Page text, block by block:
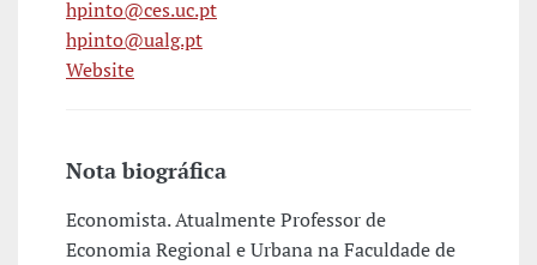
hpinto@ces.uc.pt
hpinto@ualg.pt
Website
Nota biográfica
Economista. Atualmente Professor de
Economia Regional e Urbana na Faculdade de